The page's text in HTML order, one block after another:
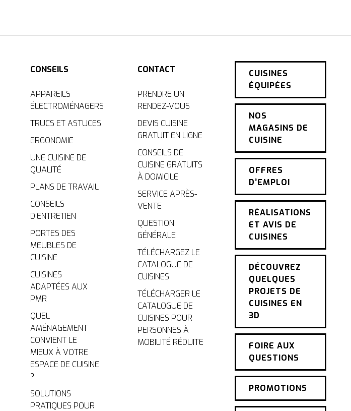
CONSEILS
APPAREILS
ÉLECTROMÉNAGERS
TRUCS ET ASTUCES
ERGONOMIE
UNE CUISINE DE
QUALITÉ
PLANS DE TRAVAIL
CONSEILS
D'ENTRETIEN
PORTES DES
MEUBLES DE
CUISINE
CUISINES
ADAPTÉES AUX
PMR
QUEL
AMÉNAGEMENT
CONVIENT LE
MIEUX À VOTRE
ESPACE DE CUISINE
?
SOLUTIONS
PRATIQUES POUR
CONTACT
PRENDRE UN
RENDEZ-VOUS
DEVIS CUISINE
GRATUIT EN LIGNE
CONSEILS DE
CUISINE GRATUITS
À DOMICILE
SERVICE APRÈS-
VENTE
QUESTION
GÉNÉRALE
TÉLÉCHARGEZ LE
CATALOGUE DE
CUISINES
TÉLÉCHARGER LE
CATALOGUE DE
CUISINES POUR
PERSONNES À
MOBILITÉ RÉDUITE
CUISINES
ÉQUIPÉES
NOS
MAGASINS DE
CUISINE
OFFRES
D’EMPLOI
RÉALISATIONS
ET AVIS DE
CUISINES
DÉCOUVREZ
QUELQUES
PROJETS DE
CUISINES EN
3D
FOIRE AUX
QUESTIONS
PROMOTIONS